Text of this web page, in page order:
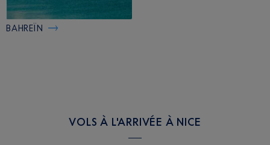
BAHREÏN
VOLS À L'ARRIVÉE À NICE